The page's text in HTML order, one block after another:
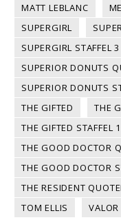
MATT LEBLANC
SUPERGIRL
SUPERGIRL STAFFEL 3
SUPERIOR DONUTS
SUPERIOR DONUTS
THE GIFTED
THE
THE GIFTED STAFFEL 1
THE GOOD DOCTOR
THE GOOD DOCTOR
THE RESIDENT
TOM ELLIS
VALOR